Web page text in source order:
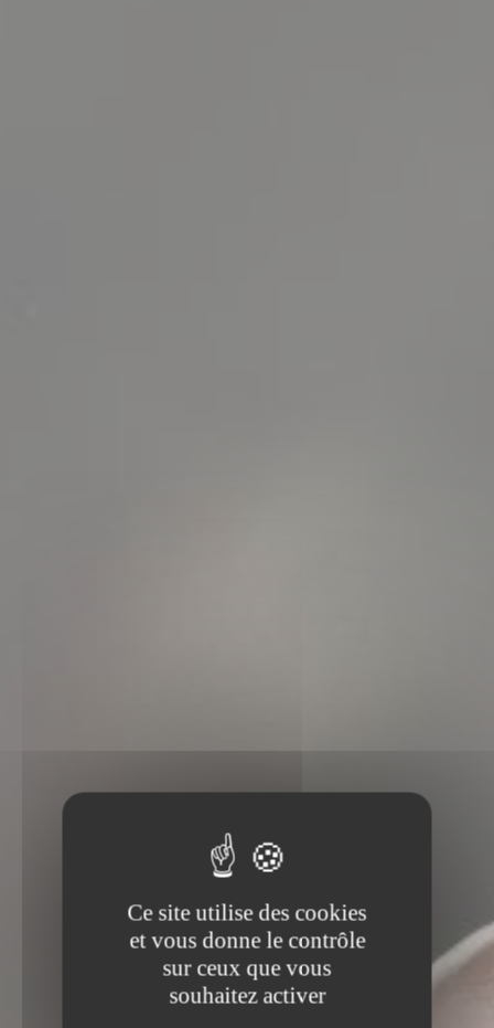
Ce site utilise des cookies
et vous donne le contrôle
sur ceux que vous
souhaitez activer